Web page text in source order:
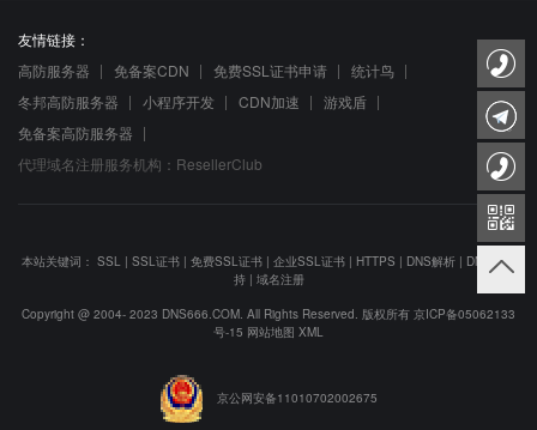
友情链接：
高防服务器
免备案CDN 免费SSL证书申请
统计鸟
冬邦高防服务器
小程序开发 CDN加速
游戏盾
免备案高防服务器
代理域名注册服务机构：ResellerClub
本站关键词： SSL | SSL证书 | 免费SSL证书 | 企业SSL证书 | HTTPS | DNS解析 | DNS防劫
持| 域名注册
Copyright @ 2004- 2023 DNS666.COM. All Rights Reserved. 版权所有 京ICP备05062133
号-15 网站地图 XML
京公网安备11010702002675